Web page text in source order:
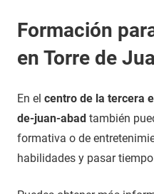
Formación
en Torre de
En el centro de la tercera
de-juan-abad también
formativa o de
habilidades y pasar